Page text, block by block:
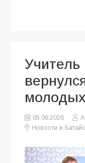
Учитель
05.08.2026
Новости в